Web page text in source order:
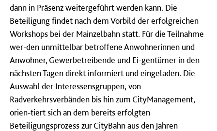
dann in Präsenz weitergeführt werden kann. Die
Beteiligung findet nach dem Vorbild der erfolgreichen
Workshops bei der Mainzelbahn statt. Für die Teilnahme
wer-den unmittelbar betroffene Anwohnerinnen und
Anwohner, Gewerbetreibende und Ei-gentümer in den
nächsten Tagen direkt informiert und eingeladen. Die
Auswahl der Interessensgruppen, von
Radverkehrsverbänden bis hin zum CityManagement,
orien-tiert sich an dem bereits erfolgten
Beteiligungsprozess zur CityBahn aus den Jahren